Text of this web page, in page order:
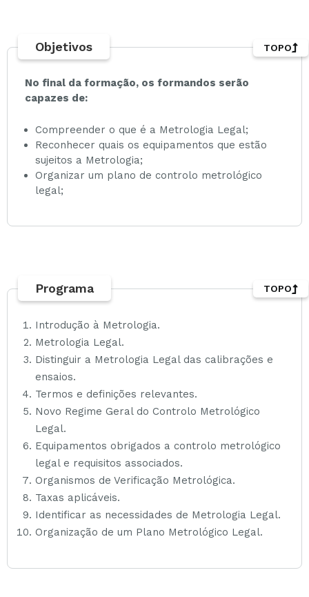
Objetivos
No final da formação, os formandos serão
capazes de:
Compreender o que é a Metrologia Legal;
Reconhecer quais os equipamentos que estão
sujeitos a Metrologia;
Organizar um plano de controlo metrológico
legal;
TOPO
Programa
Introdução à Metrologia.
Metrologia Legal.
Distinguir a Metrologia Legal das calibrações e
ensaios.
Termos e definições relevantes.
Novo Regime Geral do Controlo Metrológico
Legal.
Equipamentos obrigados a controlo metrológico
legal e requisitos associados.
Organismos de Verificação Metrológica.
Taxas aplicáveis.
Identificar as necessidades de Metrologia Legal.
Organização de um Plano Metrológico Legal.
TOPO